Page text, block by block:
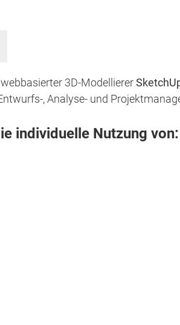
3D-Modellierer
, Analyse- und
individuelle Nutzung von: